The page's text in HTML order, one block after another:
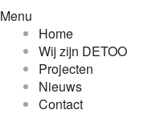
Menu
Home
Wij zijn DETOO
Projecten
Nieuws
Contact